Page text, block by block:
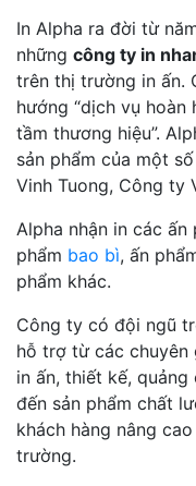
In Alpha ra đời từ
những công ty in
trên thị trường in ấn.
hướng “dịch vụ hoàn
tầm thương hiệu”.
sản phẩm của một
Vinh Tuong, Công ty
Alpha nhận in các
phẩm bao bì, ấn
phẩm khác.
Công ty có đội ngũ
hỗ trợ từ các chuyên
in ấn, thiết kế,
đến sản phẩm chất
khách hàng nâng
trường.